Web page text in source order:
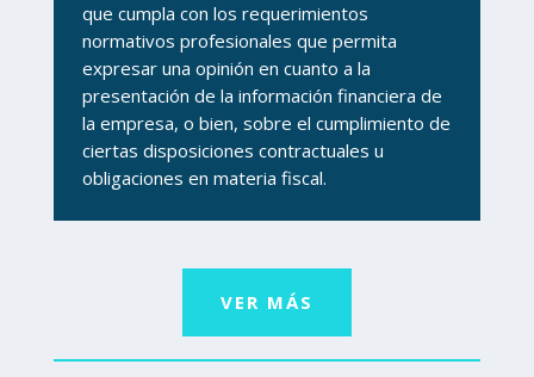
que cumpla con los requerimientos
normativos profesionales que permita
expresar una opinión en cuanto a la
presentación de la información financiera de
la empresa, o bien, sobre el cumplimiento de
ciertas disposiciones contractuales u
obligaciones en materia fiscal.
VER MÁS